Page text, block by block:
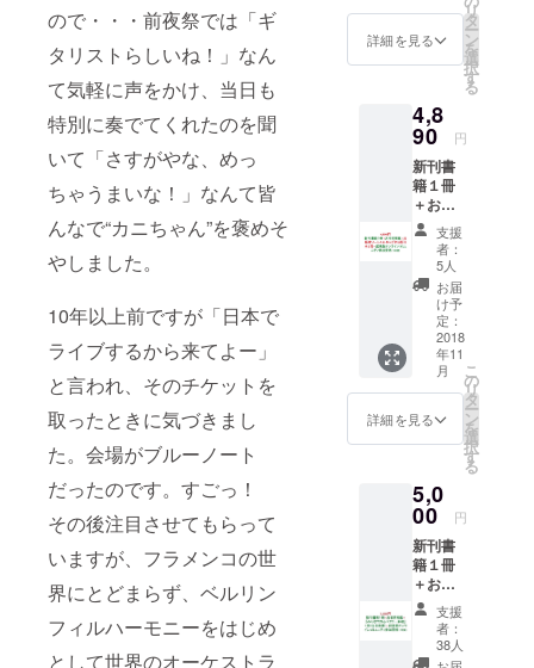
ので・・・前夜祭では「ギ
タリストらしいね！」なん
て気軽に声をかけ、当日も
特別に奏でてくれたのを聞
いて「さすがやな、めっ
ちゃうまいな！」なんて皆
んなで“カニちゃん”を褒めそ
やしました。
10年以上前ですが「日本で
ライブするから来てよー」
と言われ、そのチケットを
取ったときに気づきまし
た。会場がブルーノート
だったのです。すごっ！
その後注目させてもらって
いますが、フラメンコの世
界にとどまらず、ベルリン
フィルハーモニーをはじめ
として世界のオーケストラ
ンライ
ンコ
ミュニ
（１年
間） ・
書籍の
梱包・
送料費
200円を
含む
詳細を見る
リ
タ
ー
ン
を
選
択
す
る
4,8
90 円
新刊書
籍１冊
＋お名
前掲載
＋出版
社ソー
シャル
キャピ
タル既
刊本２
冊＋起
業塾オ
ンライ
ンコ
ミュニ
（１年
間） ・
書籍の
梱包・
送料費
200円を
含む ・
どんな
本をお
送りす
支援
者：
5人
お届
け予
定：
2018
年11
月
詳細を見る
こ
の
リ
タ
ー
ン
を
選
択
す
る
5,0
00 円
新刊書
籍１冊
＋お名
前掲載
＋ 『み
んなで
作るパ
支援
者：
38人